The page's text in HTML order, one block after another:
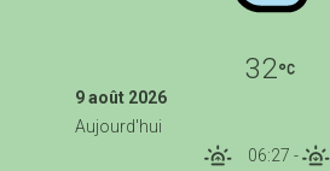
32
9 août 2026
Aujourd'hui
06:27 -